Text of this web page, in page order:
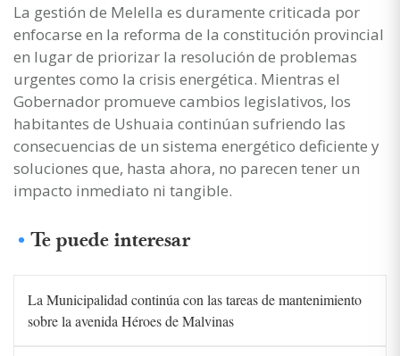
La gestión de Melella es duramente criticada por
enfocarse en la reforma de la constitución provincial
en lugar de priorizar la resolución de problemas
urgentes como la crisis energética. Mientras el
Gobernador promueve cambios legislativos, los
habitantes de Ushuaia continúan sufriendo las
consecuencias de un sistema energético deficiente y
soluciones que, hasta ahora, no parecen tener un
impacto inmediato ni tangible.
Te puede interesar
La Municipalidad continúa con las tareas de mantenimiento
sobre la avenida Héroes de Malvinas